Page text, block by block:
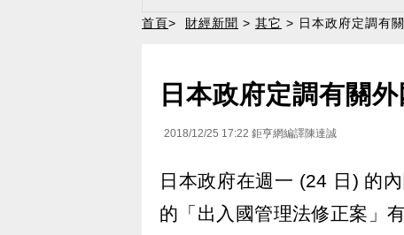
首頁> 財經新聞 > 其它 > 日本政府定調有
日本政府定調有關
2018/12/25 17:22 鉅亨網編譯陳達誠
日本政府在週一 (24 日) 的
的「出入國管理法修正案」